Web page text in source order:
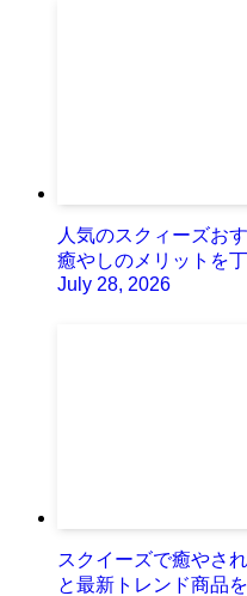
人気のスクィーズお
癒やしのメリットを
July 28, 2026
スクイーズで癒やさ
と最新トレンド商品